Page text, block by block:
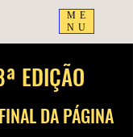
ME
NU
EDIÇÃO
DA PÁGINA